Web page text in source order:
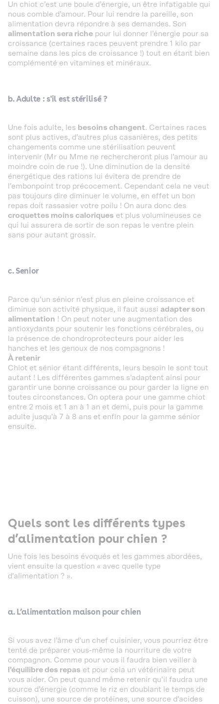
Un chiot c’est une boule d’énergie, un être infatigable qui
nous comble d’amour. Pour lui rendre la pareille, son
alimentation devra répondre à ses demandes. Son
alimentation sera riche pour lui donner l’énergie pour sa
croissance (certaines races peuvent prendre 1 kilo par
semaine dans les pics de croissance !) tout en étant bien
complémenté en vitamines et minéraux.
b. Adulte : s'il est stérilisé ?
Une fois adulte, les besoins changent. Certaines races
sont plus actives, d’autres plus casanières, des petits
changements comme une stérilisation peuvent
intervenir (Mr ou Mme ne rechercheront plus l’amour au
moindre coin de rue !). Une diminution de la densité
énergétique des rations lui évitera de prendre de
l’embonpoint trop précocement. Cependant cela ne veut
pas toujours dire diminuer le volume, en effet un bon
repas doit rassasier votre poilu ! On aura donc des
croquettes moins caloriques et plus volumineuses ce
qui lui assurera de sortir de son repas le ventre plein
sans pour autant grossir.
c. Senior
Parce qu’un sénior n’est plus en pleine croissance et
diminue son activité physique, il faut aussi adapter son
alimentation ! On peut noter une augmentation des
antioxydants pour soutenir les fonctions cérébrales, ou
la présence de chondroprotecteurs pour aider les
hanches et les genoux de nos compagnons !
À retenir
Chiot et sénior étant différents, leurs besoin le sont tout
autant ! Les différentes gammes s’adaptent ainsi pour
garantir une bonne croissance ou pour garder la ligne en
toutes circonstances. On optera pour une gamme chiot
entre 2 mois et 1 an à 1 an et demi, puis pour la gamme
adulte jusqu'à 7 à 8 ans et enfin pour la gamme sénior
ensuite.
Quels sont les différents types
d’alimentation pour chien ?
Une fois les besoins évoqués et les gammes abordées,
vient ensuite la question « avec quelle type
d'alimentation ? ».
a. L’alimentation maison pour chien
Si vous avez l’âme d’un chef cuisinier, vous pourriez être
tenté de préparer vous-même la nourriture de votre
compagnon. Comme pour vous il faudra bien veiller à
l’équilibre des repas et pour cela un vétérinaire peut
vous aider. On peut quand même retenir qu’il faudra une
source d’énergie (comme le riz en doublant le temps de
cuisson), une source de protéines, une source d’acides